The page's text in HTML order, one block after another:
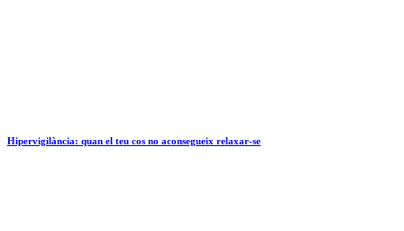
Hipervigilància: quan el teu cos no aconsegueix relaxar-se